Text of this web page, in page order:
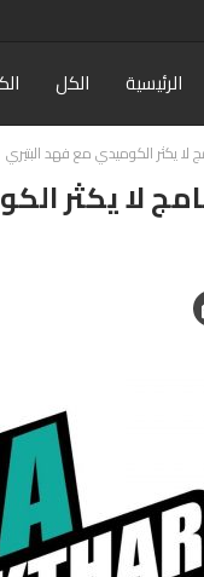
الرئيسية الكل
لا يكثر الكوميدي مع فهد البتيري
لا يكثر